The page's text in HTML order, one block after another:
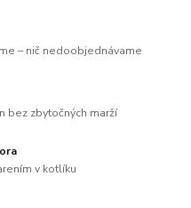
– nič nedoobjednávame
bez zbytočných marží
v kotlíku